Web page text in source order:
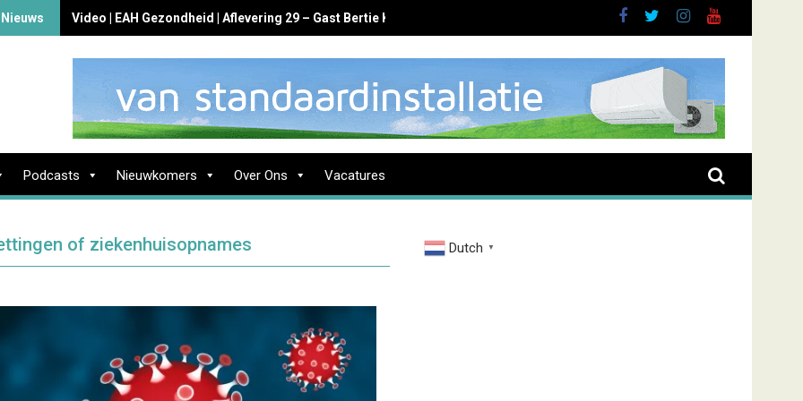
Video | EAH Gezondheid | Aflevering 29 – Gast Bertie Koussen
Podcasts Nieuwkomers Over Ons Vacatures
of ziekenhuisopnames Dutch ▼